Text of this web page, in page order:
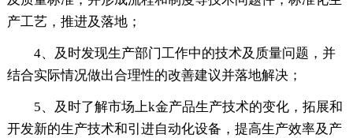
产工艺，推进及落地；
4、及时发现生产部门工作中的技术及质量问题，并
结合实际情况做出合理性的改善建议并落地解决；
5、及时了解市场上k金产品生产技术的变化，拓展和
开发新的生产技术和引进自动化设备，提高生产效率及产